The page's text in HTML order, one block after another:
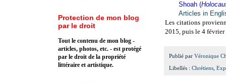
Shoah (
Articles in
Les citations
2015, puis le 4 février
Publié par Véronique
Libellés : Chrétiens,
Protection de mon blog
par le droit
Tout le contenu de mon blog -
articles, photos, etc. - est protégé
par le droit de la propriété
littéraire et artistique.